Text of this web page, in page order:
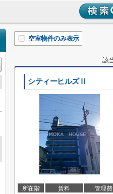
空室物件のみ表示
該
シティーヒルズⅡ
所在階 賃料 管理